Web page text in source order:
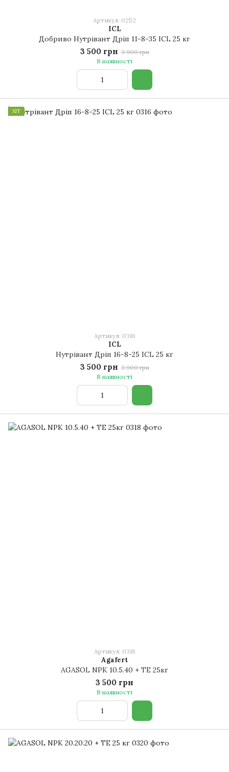
Артикул: 0252
ICL
Добриво Нутрівант Дріп 11-8-35 ICL 25 кг
3 500 грн 3 900 грн
В наявності
ХІТ
Артикул: 0316
ICL
Нутрівант Дріп 16-8-25 ICL 25 кг
3 500 грн 3 900 грн
В наявності
Артикул: 0318
Agafert
AGASOL NPK 10.5.40 + TE 25кг
3 500 грн
В наявності